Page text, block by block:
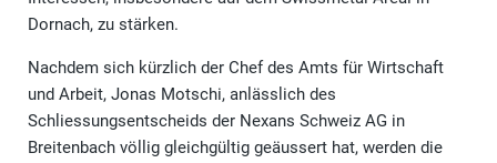
Dornach, zu stärken.
Nachdem sich kürzlich der Chef des Amts für Wirtschaft
und Arbeit, Jonas Motschi, anlässlich des
Schliessungsentscheids der Nexans Schweiz AG in
Breitenbach völlig gleichgültig geäussert hat, werden die